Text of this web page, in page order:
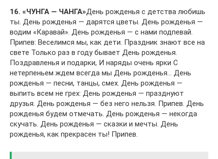
16. «ЧУНГА — ЧАНГА»День рожденья с детства любишь
ты. День рожденья — дарятся цветы. День рожденья —
водим «Каравай». День рожденья — с нами подпевай.
Припев: Веселимся мы, как дети. Праздник знают все на
свете Только раз в году бывает День рожденья.
Поздравленья и подарки, И наряды очень ярки С
нетерпеньем ждем всегда мы День рожденья… День
рожденья — песни, танцы, смех. День рожденья —
выпить всем не грех: День рожденья — празднуют
друзья. День рожденья — без него нельзя. Припев. День
рожденья будем отмечать. День рожденья — некогда
скучать. День рожденья — сказки и мечты. День
рожденья, как прекрасен ты! Припев.